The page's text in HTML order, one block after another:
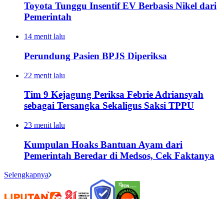
Toyota Tunggu Insentif EV Berbasis Nikel dari
Pemerintah
14 menit lalu
Perundung Pasien BPJS Diperiksa
22 menit lalu
Tim 9 Kejagung Periksa Febrie Adriansyah
sebagai Tersangka Sekaligus Saksi TPPU
23 menit lalu
Kumpulan Hoaks Bantuan Ayam dari
Pemerintah Beredar di Medsos, Cek Faktanya
Selengkapnya